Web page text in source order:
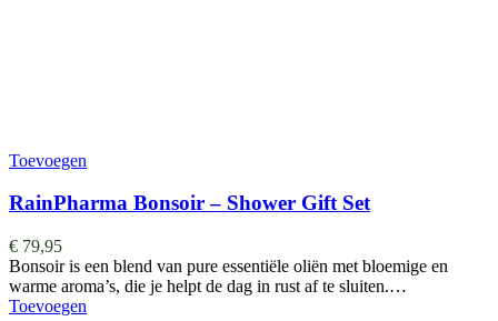
Toevoegen
RainPharma Bonsoir – Shower Gift Set
€ 79,95
Bonsoir is een blend van pure essentiële oliën met bloemige en
warme aroma’s, die je helpt de dag in rust af te sluiten.…
Toevoegen